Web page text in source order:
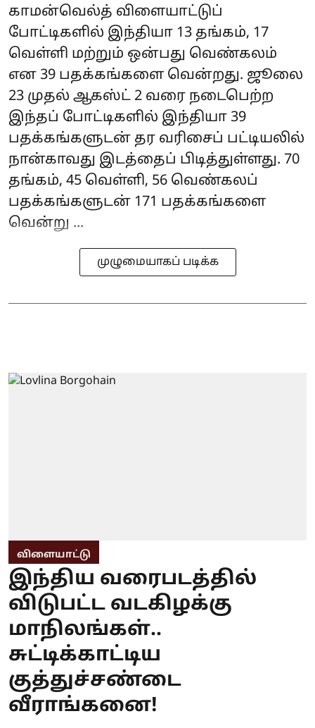
காமன்வெல்த் விளையாட்டுப்
போட்டிகளில் இந்தியா 13 தங்கம், 17
வெள்ளி மற்றும் ஒன்பது வெண்கலம்
என 39 பதக்கங்களை வென்றது. ஜூலை
23 முதல் ஆகஸ்ட் 2 வரை நடைபெற்ற
இந்தப் போட்டிகளில் இந்தியா 39
பதக்கங்களுடன் தர வரிசைப் பட்டியலில்
நான்காவது இடத்தைப் பிடித்துள்ளது. 70
தங்கம், 45 வெள்ளி, 56 வெண்கலப்
பதக்கங்களுடன் 171 பதக்கங்களை
வென்று ...
முழுமையாகப் படிக்க
விளையாட்டு
இந்திய வரைபடத்தில்
விடுபட்ட வடகிழக்கு
மாநிலங்கள்..
சுட்டிக்காட்டிய
குத்துச்சண்டை
வீராங்கனை!